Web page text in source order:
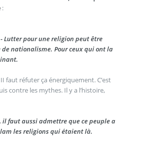
:
- Lutter pour une religion peut être
de nationalisme. Pour ceux qui ont la
faut réfuter ça énergiquement. C’est
contre les mythes. Il y a l’histoire,
il faut aussi admettre que ce peuple a
les religions qui étaient là.